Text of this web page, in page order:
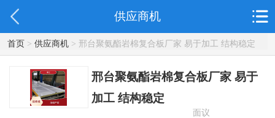
供应商机
首页> 供应商机> 邢台聚氨酯岩棉复合板厂家 易于加工 结构稳定
邢台聚氨酯岩棉复合板厂家 易于
加工 结构稳定
面议